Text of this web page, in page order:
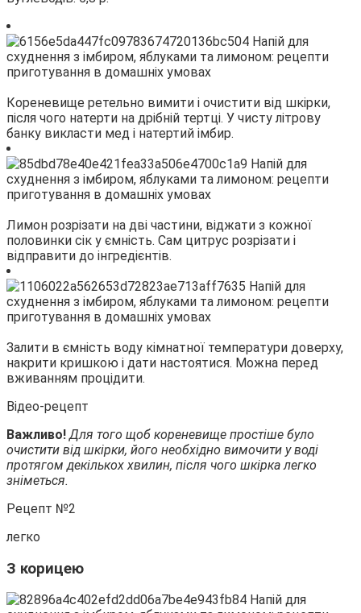
Кореневище ретельно вимити і очистити від шкірки,
після чого натерти на дрібній тертці. У чисту літрову
банку викласти мед і натертий імбир.
Лимон розрізати на дві частини, віджати з кожної
половинки сік у ємність. Сам цитрус розрізати і
відправити до інгредієнтів.
Залити в ємність воду кімнатної температури доверху,
накрити кришкою і дати настоятися. Можна перед
вживанням процідити.
Відео-рецепт
Важливо!Для того щоб кореневище простіше було
очистити від шкірки, його необхідно вимочити у воді
протягом декількох хвилин, після чого шкірка легко
зніметься.
Рецепт №2
легко
З корицею